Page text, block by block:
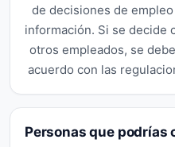
de decisiones de
información. Si se decide
otros empleados, se
acuerdo con las
Personas que podrías